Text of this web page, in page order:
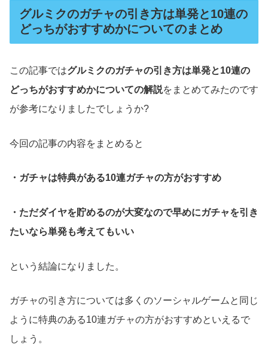
グルミクのガチャの引き方は単発と10連の
どっちがおすすめかについてのまとめ
この記事ではグルミクのガチャの引き方は単発と10連の
どっちがおすすめかについての解説をまとめてみたのです
が参考になりましたでしょうか?
今回の記事の内容をまとめると
・ガチャは特典がある10連ガチャの方がおすすめ
・ただダイヤを貯めるのが大変なので早めにガチャを引き
たいなら単発も考えてもいい
という結論になりました。
ガチャの引き方については多くのソーシャルゲームと同じ
ように特典のある10連ガチャの方がおすすめといえるで
しょう。